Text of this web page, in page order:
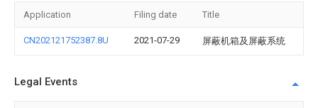
Application Filing date Title
CN202121752387.8U 2021-07-29 屏蔽机箱及屏蔽系统
Legal Events